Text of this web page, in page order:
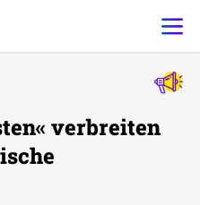
verbreiten